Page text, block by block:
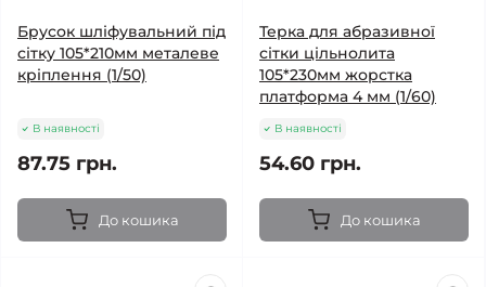
Брусок шліфувальний під
сітку 105*210мм металеве
кріплення (1/50)
В наявності
87.75 грн.
До кошика
Терка для абразивної
сітки цільнолита
105*230мм жорстка
платформа 4 мм (1/60)
В наявності
54.60 грн.
До кошика